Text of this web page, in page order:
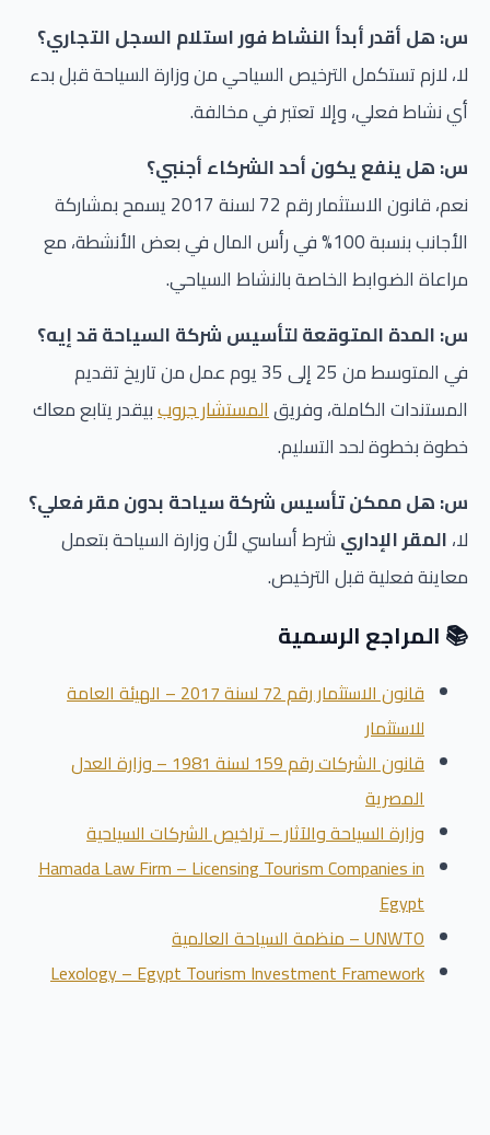
س: هل أقدر أبدأ النشاط فور استلام السجل التجاري؟
لا، لازم تستكمل الترخيص السياحي من وزارة السياحة قبل بدء
أي نشاط فعلي، وإلا تعتبر في مخالفة.
س: هل ينفع يكون أحد الشركاء أجنبي؟
نعم، قانون الاستثمار رقم 72 لسنة 2017 يسمح بمشاركة
الأجانب بنسبة 100% في رأس المال في بعض الأنشطة، مع
مراعاة الضوابط الخاصة بالنشاط السياحي.
س: المدة المتوقعة لتأسيس شركة السياحة قد إيه؟
في المتوسط من 25 إلى 35 يوم عمل من تاريخ تقديم
المستندات الكاملة، وفريقالمستشار جروببيقدر يتابع معاك
خطوة بخطوة لحد التسليم.
س: هل ممكن تأسيس شركة سياحة بدون مقر فعلي؟
لا،المقر الإداريشرط أساسي لأن وزارة السياحة بتعمل
معاينة فعلية قبل الترخيص.
📚 المراجع الرسمية
قانون الاستثمار رقم 72 لسنة 2017 – الهيئة العامة
للاستثمار
قانون الشركات رقم 159 لسنة 1981 – وزارة العدل
المصرية
وزارة السياحة والآثار – تراخيص الشركات السياحية
Hamada Law Firm – Licensing Tourism Companies in
Egypt
UNWTO – منظمة السياحة العالمية
Lexology – Egypt Tourism Investment Framework